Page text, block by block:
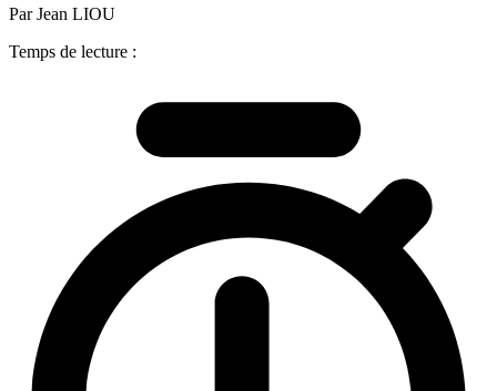
Par Jean LIOU
Temps de lecture :